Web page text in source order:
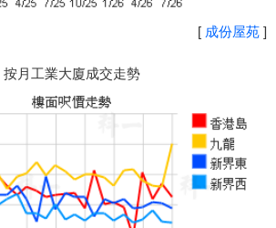
[ 成份屋苑 ]
按月工業大廈成交走勢